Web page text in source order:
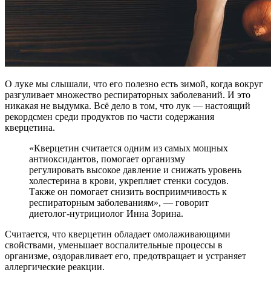
О луке мы слышали, что его полезно есть зимой, когда вокруг
разгуливает множество респираторных заболеваний. И это
никакая не выдумка. Всё дело в том, что лук — настоящий
рекордсмен среди продуктов по части содержания
кверцетина.
«Кверцетин считается одним из самых мощных
антиоксидантов, помогает организму
регулировать высокое давление и снижать уровень
холестерина в крови, укрепляет стенки сосудов.
Также он помогает снизить восприимчивость к
респираторным заболеваниям», — говорит
диетолог-нутрициолог Инна Зорина.
Считается, что кверцетин обладает омолаживающими
свойствами, уменьшает воспалительные процессы в
организме, оздоравливает его, предотвращает и устраняет
аллергические реакции.